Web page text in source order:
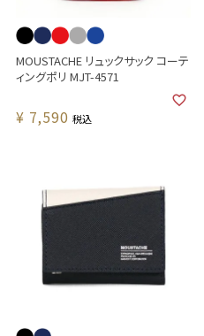
MOUSTACHE リュックサック コーテ
ィングポリ MJT-4571
¥ 7,590 税込